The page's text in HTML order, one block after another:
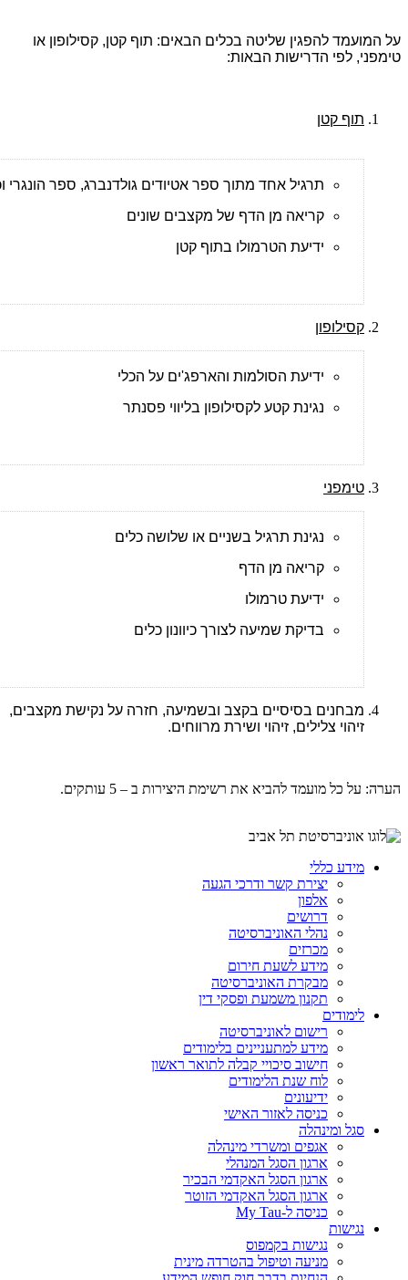
על המועמד להפגין שליטה בכלים הבאים: תוף קטן, קסילופון או
טימפני, לפי הדרישות הבאות:
תוף קטן
תרגיל אחד מתוך ספר אטיודים גולדנברג, ספר הונגרי
קריאה מן הדף של מקצבים שונים
ידיעת הטרמולו בתוף קטן
קסילופון
ידיעת הסולמות והארפג'ים על הכלי
נגינת קטע לקסילופון בליווי פסנתר
טימפני
נגינת תרגיל בשניים או שלושה כלים
קריאה מן הדף
ידיעת טרמולו
בדיקת שמיעה לצורך כיוונון כלים
מבחנים בסיסיים בקצב ובשמיעה, חזרה על נקישת מקצבים,
זיהוי צלילים, זיהוי ושירת מרווחים.
הערה: על כל מועמד להביא את רשימת היצירות ב – 5 עותקים.
מידע כללי
יצירת קשר ודרכי הגעה
אלפון
דרושים
נהלי האוניברסיטה
מכרזים
מידע לשעת חירום
מבקרת האוניברסיטה
תקנון משמעת ופסקי דין
לימודים
רישום לאוניברסיטה
מידע למתעניינים בלימודים
חישוב סיכויי קבלה לתואר ראשון
לוח שנת הלימודים
ידיעונים
כניסה לאזור האישי
סגל ומינהלה
אגפים ומשרדי מינהלה
ארגון הסגל המנהלי
ארגון הסגל האקדמי הבכיר
ארגון הסגל האקדמי הזוטר
כניסה ל-My Tau
נגישות
נגישות בקמפוס
מניעה וטיפול בהטרדה מינית